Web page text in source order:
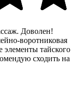
Доволен!
воротниковая
элементы тайского
сходить на